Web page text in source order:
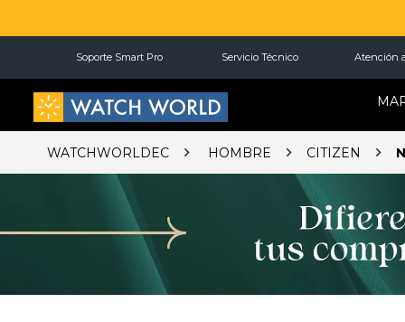
Soporte Smart Pro Servicio Técnico Atención
WATCHWORLDEC HOMBRE CITIZEN